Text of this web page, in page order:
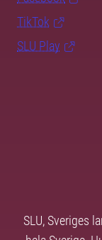
TikTok
SLU Play
SLU, Sveriges